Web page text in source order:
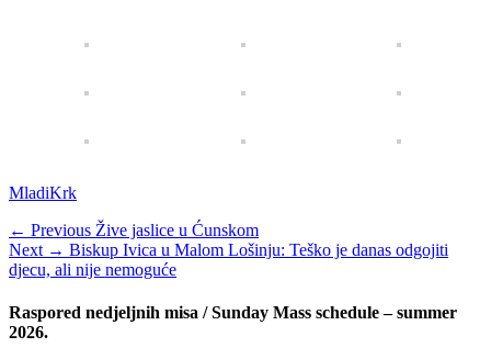
Categories
MladiTags
Krk
Navigacija
objava
← Previous Previous
post:
Žive jaslice u Ćunskom
Next → Next
post:
Biskup Ivica u Malom Lošinju: Teško je danas odgojiti
djecu, ali nije nemoguće
Raspored nedjeljnih misa / Sunday Mass schedule – summer
2026.